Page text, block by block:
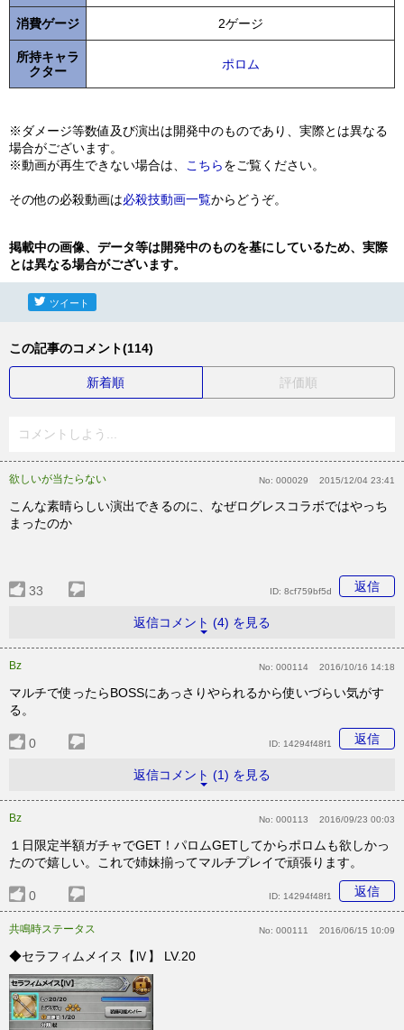
消費ゲージ 2ゲージ
所持キャラ
クター
ポロム
※ダメージ等数値及び演出は開発中のものであり、実際とは異なる
場合がございます。
※動画が再生できない場合は、
こちらをご覧ください。
その他の必殺動画は必殺技動画一覧からどうぞ。
掲載中の画像、データ等は開発中のものを基にしているため、実際
とは異なる場合がございます。
ツイート
この記事のコメント(114)
新着順 評価順
コメントしよう...
欲しいが当たらない No: 000029 2015/12/04 23:41
こんな素晴らしい演出できるのに、なぜログレスコラボではやっち
まったのか
33 返信
ID: 8cf759bf5d
返信コメント (4) を見る
Bz No: 000114 2016/10/16 14:18
マルチで使ったらBOSSにあっさりやられるから使いづらい気がす
る。
0 返信
ID: 14294f48f1
返信コメント (1) を見る
Bz No: 000113 2016/09/23 00:03
１日限定半額ガチャでGET！パロムGETしてからポロムも欲しかっ
たので嬉しい。これで姉妹揃ってマルチプレイで頑張ります。
0 返信
ID: 14294f48f1
共鳴時ステータス No: 000111 2016/06/15 10:09
◆セラフィムメイス【Ⅳ】 LV.20